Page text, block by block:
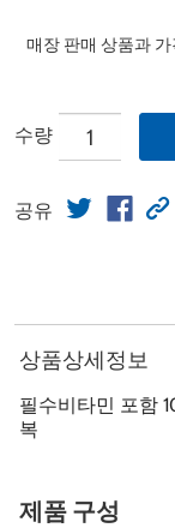
매장 판매 상품과
수량
공유
상품상세정보
필수비타민 포함
복
제품 구성